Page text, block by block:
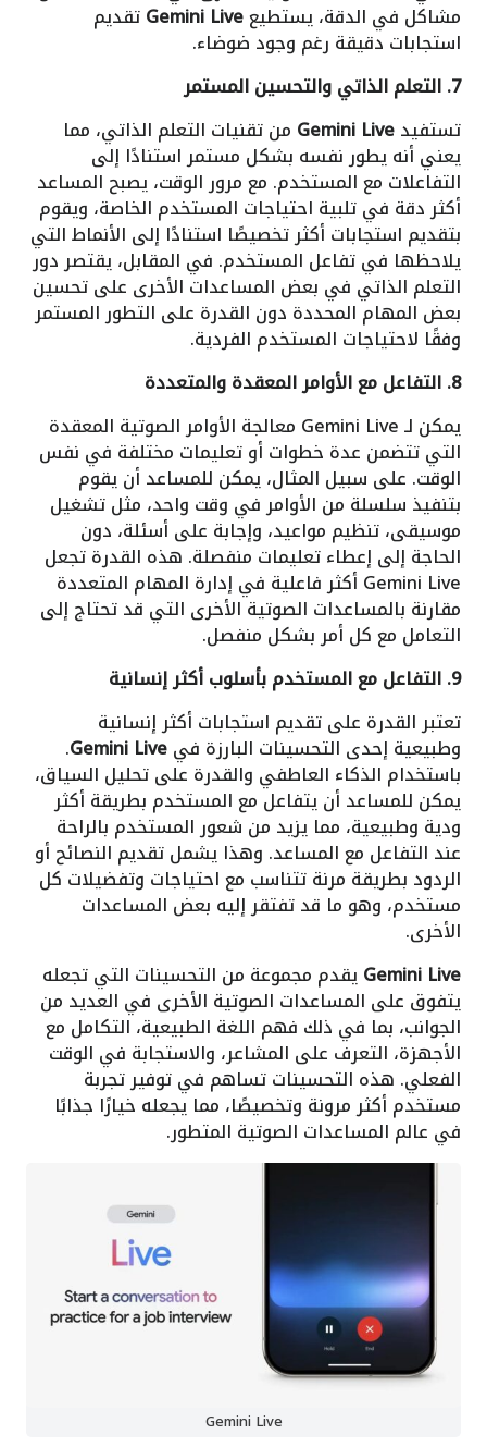
مشاكل في الدقة، يستطيعGemini Liveتقديم
استجابات دقيقة رغم وجود ضوضاء.
7. التعلم الذاتي والتحسين المستمر
تستفيدGemini Live من تقنيات التعلم الذاتي، مما
يعني أنه يطور نفسه بشكل مستمر استنادًا إلى
التفاعلات مع المستخدم. مع مرور الوقت، يصبح المساعد
أكثر دقة في تلبية احتياجات المستخدم الخاصة، ويقوم
بتقديم استجابات أكثر تخصيصًا استنادًا إلى الأنماط التي
يلاحظها في تفاعل المستخدم. في المقابل، يقتصر دور
التعلم الذاتي في بعض المساعدات الأخرى على تحسين
بعض المهام المحددة دون القدرة على التطور المستمر
وفقًا لاحتياجات المستخدم الفردية.
8. التفاعل مع الأوامر المعقدة والمتعددة
يمكن لـ Gemini Live معالجة الأوامر الصوتية المعقدة
التي تتضمن عدة خطوات أو تعليمات مختلفة في نفس
الوقت. على سبيل المثال، يمكن للمساعد أن يقوم
بتنفيذ سلسلة من الأوامر في وقت واحد، مثل تشغيل
موسيقى، تنظيم مواعيد، وإجابة على أسئلة، دون
الحاجة إلى إعطاء تعليمات منفصلة. هذه القدرة تجعل
Gemini Live أكثر فاعلية في إدارة المهام المتعددة
مقارنة بالمساعدات الصوتية الأخرى التي قد تحتاج إلى
التعامل مع كل أمر بشكل منفصل.
9. التفاعل مع المستخدم بأسلوب أكثر إنسانية
تعتبر القدرة على تقديم استجابات أكثر إنسانية
وطبيعية إحدى التحسينات البارزة فيGemini Live
.
باستخدام الذكاء العاطفي والقدرة على تحليل السياق،
يمكن للمساعد أن يتفاعل مع المستخدم بطريقة أكثر
ودية وطبيعية، مما يزيد من شعور المستخدم بالراحة
عند التفاعل مع المساعد. وهذا يشمل تقديم النصائح أو
الردود بطريقة مرنة تتناسب مع احتياجات وتفضيلات كل
مستخدم، وهو ما قد تفتقر إليه بعض المساعدات
الأخرى.
Gemini Liveيقدم مجموعة من التحسينات التي تجعله
يتفوق على المساعدات الصوتية الأخرى في العديد من
الجوانب، بما في ذلك فهم اللغة الطبيعية، التكامل مع
الأجهزة، التعرف على المشاعر، والاستجابة في الوقت
الفعلي. هذه التحسينات تساهم في توفير تجربة
مستخدم أكثر مرونة وتخصيصًا، مما يجعله خيارًا جذابًا
في عالم المساعدات الصوتية المتطور.
Gemini Live